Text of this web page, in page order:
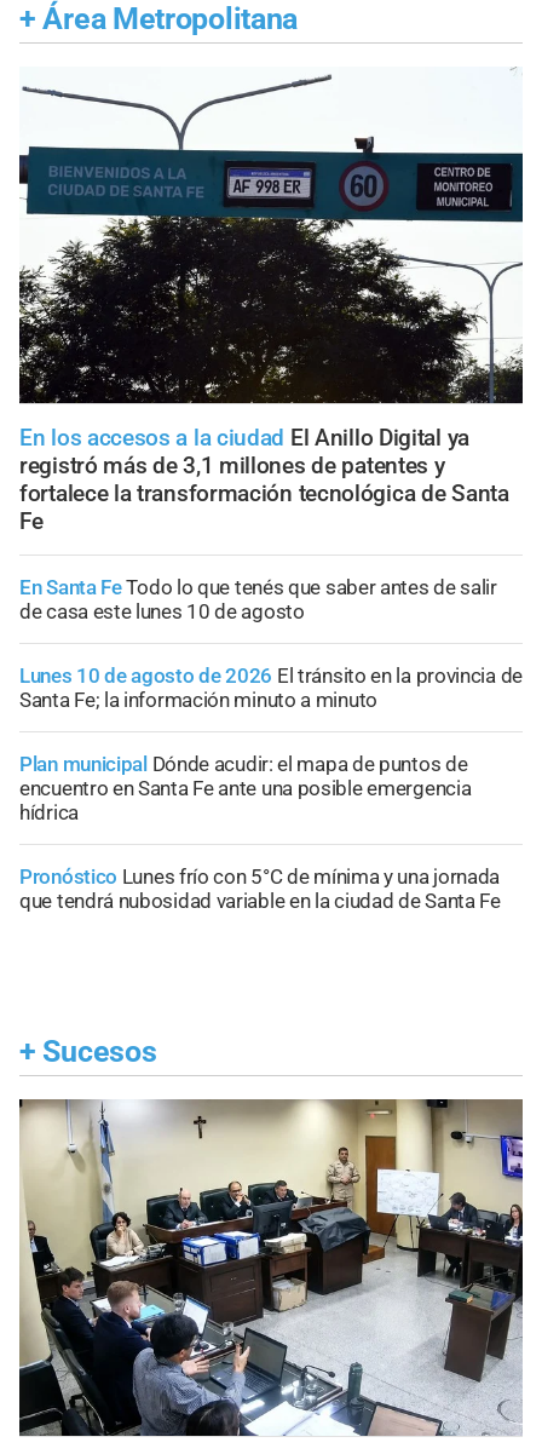
+ Área Metropolitana
En los accesos a la ciudad El Anillo Digital ya
registró más de 3,1 millones de patentes y
fortalece la transformación tecnológica de Santa
Fe
En Santa FeTodo lo que tenés que saber antes de salir
de casa este lunes 10 de agosto
Lunes 10 de agosto de 2026 El tránsito en la provincia de
Santa Fe; la información minuto a minuto
Plan municipal Dónde acudir: el mapa de puntos de
encuentro en Santa Fe ante una posible emergencia
hídrica
Pronóstico Lunes frío con 5°C de mínima y una jornada
que tendrá nubosidad variable en la ciudad de Santa Fe
+ Sucesos